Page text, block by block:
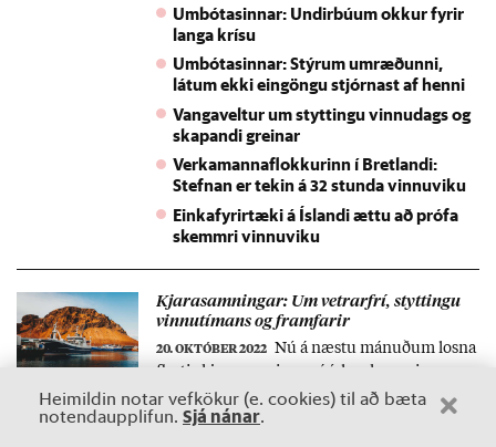
Umbótasinnar: Undirbúum okkur fyrir
langa krísu
Umbótasinnar: Stýrum umræðunni,
látum ekki eingöngu stjórnast af henni
Vangaveltur um styttingu vinnudags og
skapandi greinar
Verkamannaflokkurinn í Bretlandi:
Stefnan er tekin á 32 stunda vinnuviku
Einkafyrirtæki á Íslandi ættu að prófa
skemmri vinnuviku
Kjara­samn­ing­ar: Um vetr­ar­frí, stytt­ingu
vinnu­tím­ans og fram­far­ir
20. OKTÓBER 2022
Nú á næstu mán­uð­um losna
flest­ir kjara­samn­ing­ar á ís­lensk­um vinnu­
mark­aði og semja þarf um kaup og kjör í
mjög mik­illi óvissu um fram­tíð­ina. Verð­
Heimildin notar vefkökur (e. cookies) til að bæta
notendaupplifun. Sjá nánar.